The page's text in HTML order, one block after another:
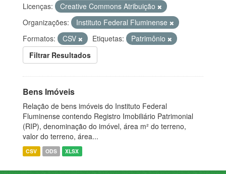
Licenças:
Creative Commons Atribuição
Organizações:
Instituto Federal Fluminense
Formatos:
CSV Etiquetas:
Patrimônio
Filtrar Resultados
Bens Imóveis
Relação de bens imóveis do Instituto Federal
Fluminense contendo Registro Imobiliário Patrimonial
(RIP), denominação do imóvel, área m² do terreno,
valor do terreno, área...
CSV ODS XLSX